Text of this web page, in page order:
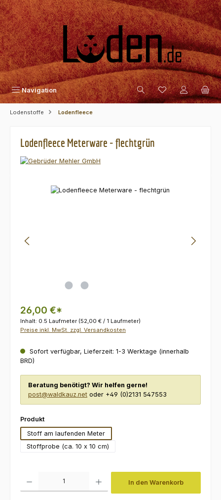
Zum Hauptinhalt springen
Navigation
Lodenstoffe Lodenfleece
Lodenfleece Meterware - flechtgrün
Bildergalerie überspringen
26,00 €*
Inhalt: 0.5 Laufmeter (52,00 € / 1 Laufmeter)
Preise inkl. MwSt. zzgl. Versandkosten
Sofort verfügbar, Lieferzeit: 1-3 Werktage (innerhalb
BRD)
Beratung benötigt? Wir helfen gerne!
post@waldkauz.net oder +49 (0)2131 547553
Produktauswählen
Stoff am laufenden Meter
Stoffprobe (ca. 10 x 10 cm)
In den Warenkorb